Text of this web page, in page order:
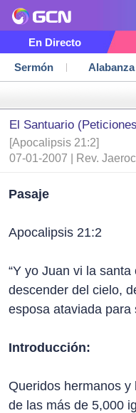
En Directo
Sermón Alabanza
El Santuario
[Apocalipsis 21:2]
07-01-2007 | Rev.
Pasaje
Apocalipsis 21:2
“Y yo Juan vi la
descender del cielo,
esposa ataviada para
Introducción:
Queridos hermanos
de las más de 5,000